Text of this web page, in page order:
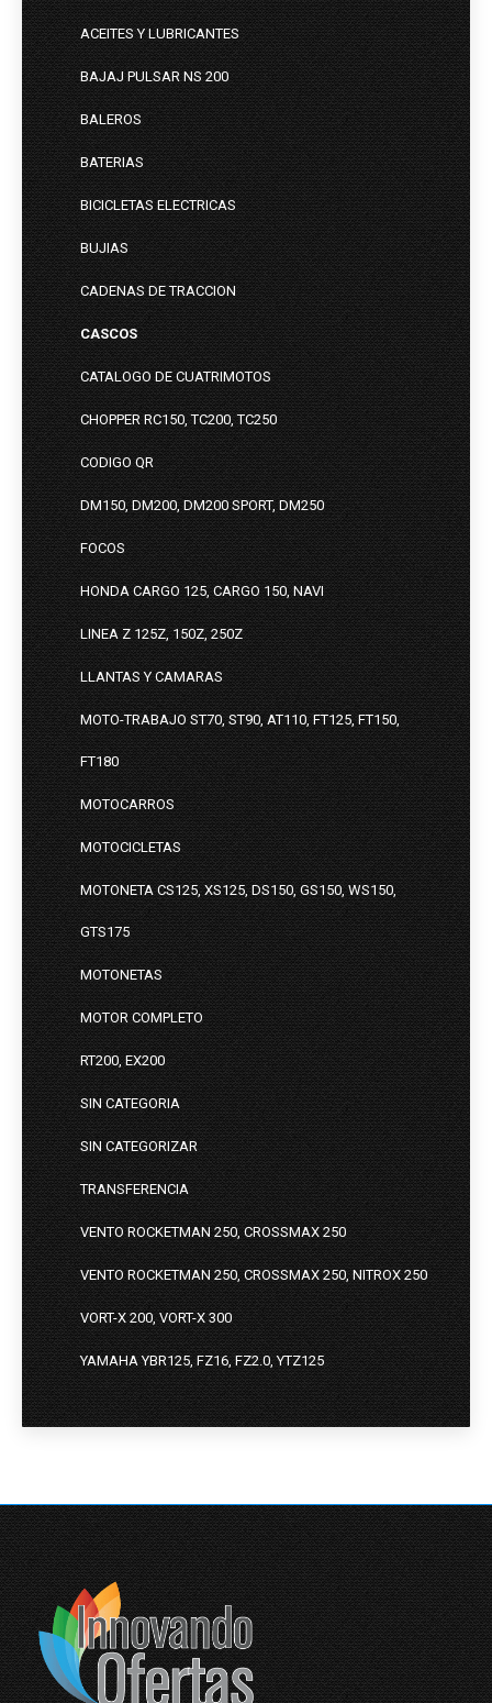
ACEITES Y LUBRICANTES
BAJAJ PULSAR NS 200
BALEROS
BATERIAS
BICICLETAS ELECTRICAS
BUJIAS
CADENAS DE TRACCION
CASCOS
CATALOGO DE CUATRIMOTOS
CHOPPER RC150, TC200, TC250
CODIGO QR
DM150, DM200, DM200 SPORT, DM250
FOCOS
HONDA CARGO 125, CARGO 150, NAVI
LINEA Z 125Z, 150Z, 250Z
LLANTAS Y CAMARAS
MOTO-TRABAJO ST70, ST90, AT110, FT125, FT150,
FT180
MOTOCARROS
MOTOCICLETAS
MOTONETA CS125, XS125, DS150, GS150, WS150,
GTS175
MOTONETAS
MOTOR COMPLETO
RT200, EX200
SIN CATEGORIA
SIN CATEGORIZAR
TRANSFERENCIA
VENTO ROCKETMAN 250, CROSSMAX 250
VENTO ROCKETMAN 250, CROSSMAX 250, NITROX 250
VORT-X 200, VORT-X 300
YAMAHA YBR125, FZ16, FZ2.0, YTZ125